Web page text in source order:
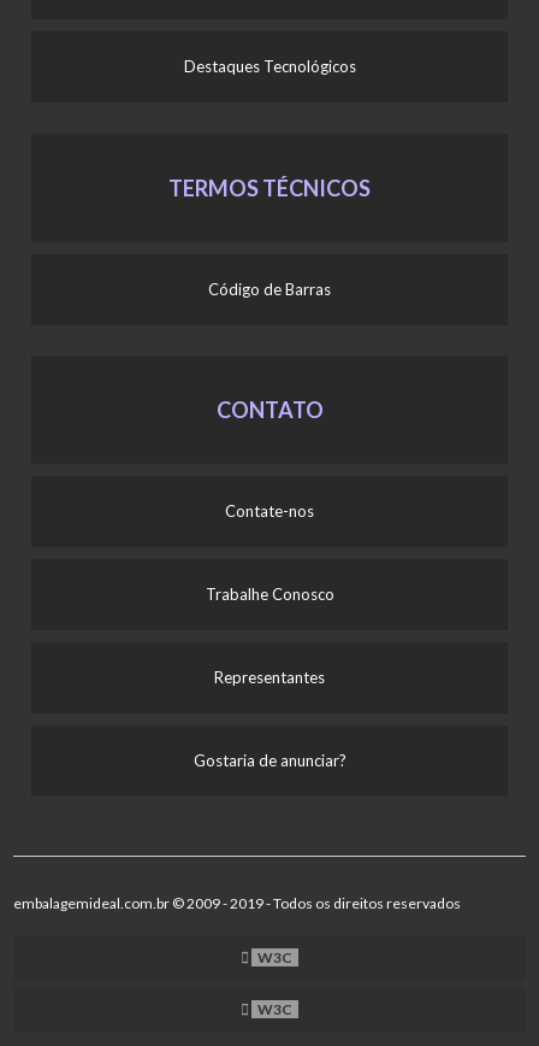
Destaques Tecnológicos
TERMOS TÉCNICOS
Código de Barras
CONTATO
Contate-nos
Trabalhe Conosco
Representantes
Gostaria de anunciar?
embalagemideal.com.br © 2009 - 2019 - Todos os direitos reservados
W3C
W3C